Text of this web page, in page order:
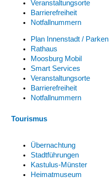
Veranstaltungsorte
Barrierefreiheit
Notfallnummern
Plan Innenstadt / Parken
Rathaus
Moosburg Mobil
Smart Services
Veranstaltungsorte
Barrierefreiheit
Notfallnummern
Tourismus
Übernachtung
Stadtführungen
Kastulus-Münster
Heimatmuseum